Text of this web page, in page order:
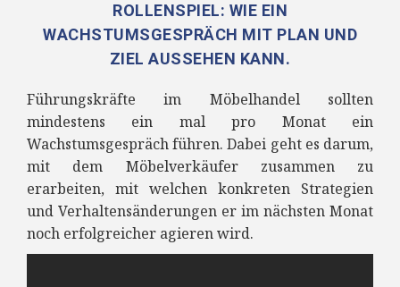
ROLLENSPIEL: WIE EIN
WACHSTUMSGESPRÄCH MIT PLAN UND
ZIEL AUSSEHEN KANN.
Führungskräfte im Möbelhandel sollten
mindestens ein mal pro Monat ein
Wachstumsgespräch führen. Dabei geht es darum,
mit dem Möbelverkäufer zusammen zu
erarbeiten, mit welchen konkreten Strategien
und Verhaltensänderungen er im nächsten Monat
noch erfolgreicher agieren wird.